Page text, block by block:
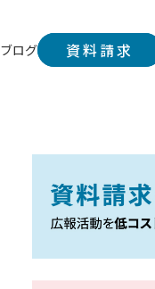
ブログ 資料請求